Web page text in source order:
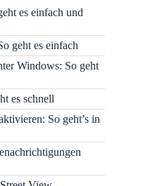
es einfach und
geht es einfach
Windows: So geht
es schnell
So geht’s in